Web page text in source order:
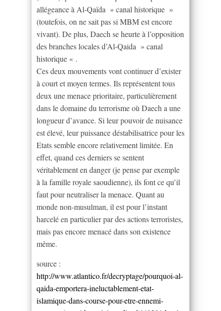
allégeance à Al-Qaïda » canal historique »
(toutefois, on ne sait pas si MBM est encore
vivant). De plus, Daech se heurte à l’opposition
des branches locales d’Al-Qaida » canal
historique « .
Ces deux mouvements vont continuer d’exister
à court et moyen termes. Ils représentent tous
deux une menace prioritaire, particulièrement
dans le domaine du terrorisme où Daech a une
longueur d’avance. Si leur pouvoir de nuisance
est élevé, leur puissance déstabilisatrice pour les
Etats semble encore relativement limitée. En
effet, quand ces derniers se sentent
véritablement en danger (je pense par exemple
à la famille royale saoudienne), ils font ce qu’il
faut pour neutraliser la menace. Quant au
monde non-musulman, il est pour l’instant
harcelé en particulier par des actions terroristes,
mais pas encore menacé dans son existence
même.
source :
http://www.atlantico.fr/decryptage/pourquoi-al-
qaida-emportera-ineluctablement-etat-
islamique-dans-course-pour-etre-ennemi-